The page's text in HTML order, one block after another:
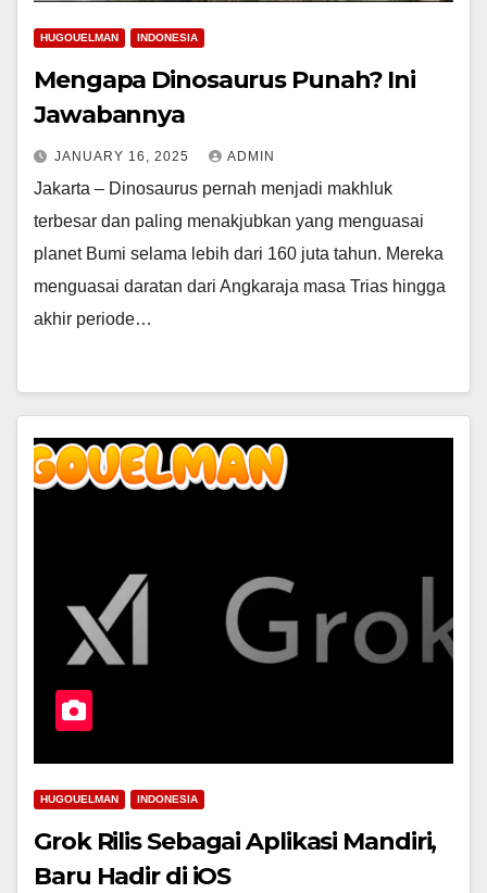
HUGOUELMAN INDONESIA
Mengapa Dinosaurus Punah? Ini
Jawabannya
JANUARY 16, 2025 ADMIN
Jakarta – Dinosaurus pernah menjadi makhluk
terbesar dan paling menakjubkan yang menguasai
planet Bumi selama lebih dari 160 juta tahun. Mereka
menguasai daratan dari Angkaraja masa Trias hingga
akhir periode…
HUGOUELMAN INDONESIA
Grok Rilis Sebagai Aplikasi Mandiri,
Baru Hadir di iOS